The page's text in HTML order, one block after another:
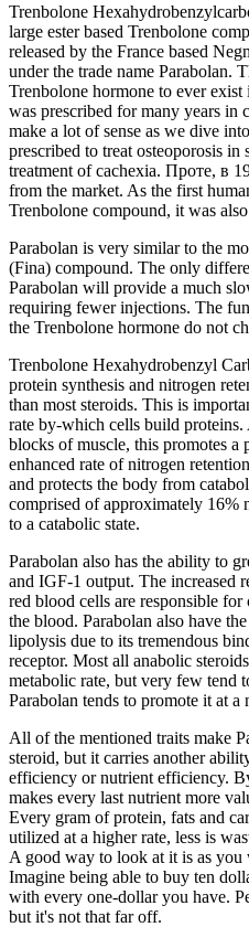
Trenbolone
large ester based Trenbolone
released by the France based
under the trade name Parabolan.
Trenbolone hormone to ever
was prescribed for many years in
make a lot of sense as we dive
prescribed to treat osteoporosis in
treatment of cachexia. Проте, в
from the market. As the first
Trenbolone compound, it was
Parabolan is very similar to the
(Fina) compound. The only
Parabolan will provide a much
requiring fewer injections. The
the Trenbolone hormone do not
Trenbolone Hexahydrobenzyl
protein synthesis and nitrogen
than most steroids. This is
rate by-which cells build proteins.
blocks of muscle, this promotes a
enhanced rate of nitrogen
and protects the body from
comprised of approximately 16%
to a catabolic state.
Parabolan also has the ability to
and IGF-1 output. The increased
red blood cells are responsible
the blood. Parabolan also have
lipolysis due to its tremendous
receptor. Most all anabolic
metabolic rate, but very few tend
Parabolan tends to promote it at a
All of the mentioned traits make
steroid, but it carries another
efficiency or nutrient efficiency.
makes every last nutrient more
Every gram of protein, fats and
utilized at a higher rate, less is
A good way to look at it is as
Imagine being able to buy ten
with every one-dollar you have.
but it's not that far off.